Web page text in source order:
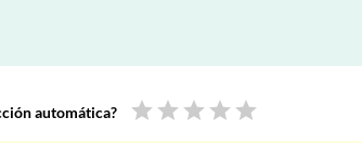
automática? star star star star star